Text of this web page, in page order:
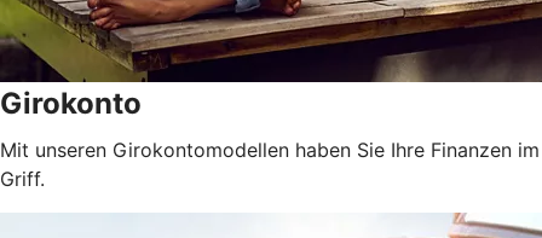
Girokonto
Mit unseren Girokontomodellen haben Sie Ihre Finanzen im
Griff.